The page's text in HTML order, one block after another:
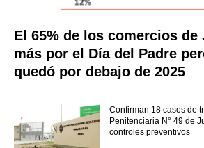
El 65% de los comercios de
más por el Día del Padre
quedó por debajo de 2025
Confirman 18 casos de
Penitenciaria N° 49 de
controles preventivos